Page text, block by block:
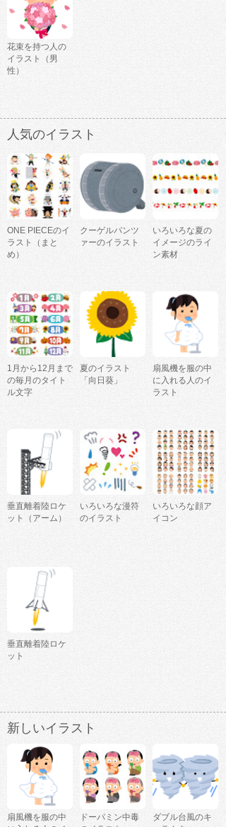
花束を持つ人の
イラスト（男
性）
人気のイラスト
ONE PIECEのイ
ラスト（まと
め）
クーゲルパンツ
ァーのイラスト
いろいろな夏の
イメージのライ
ン素材
1月から12月まで
の毎月のタイト
ル文字
夏のイラスト
「向日葵」
扇風機を服の中
に入れる人のイ
ラスト
垂直離着陸ロケ
ット（アーム）
いろいろな漫符
のイラスト
いろいろな顔ア
イコン
垂直離着陸ロケ
ット
新しいイラスト
扇風機を服の中
ドーパミン中毒
ダブル台風のキ